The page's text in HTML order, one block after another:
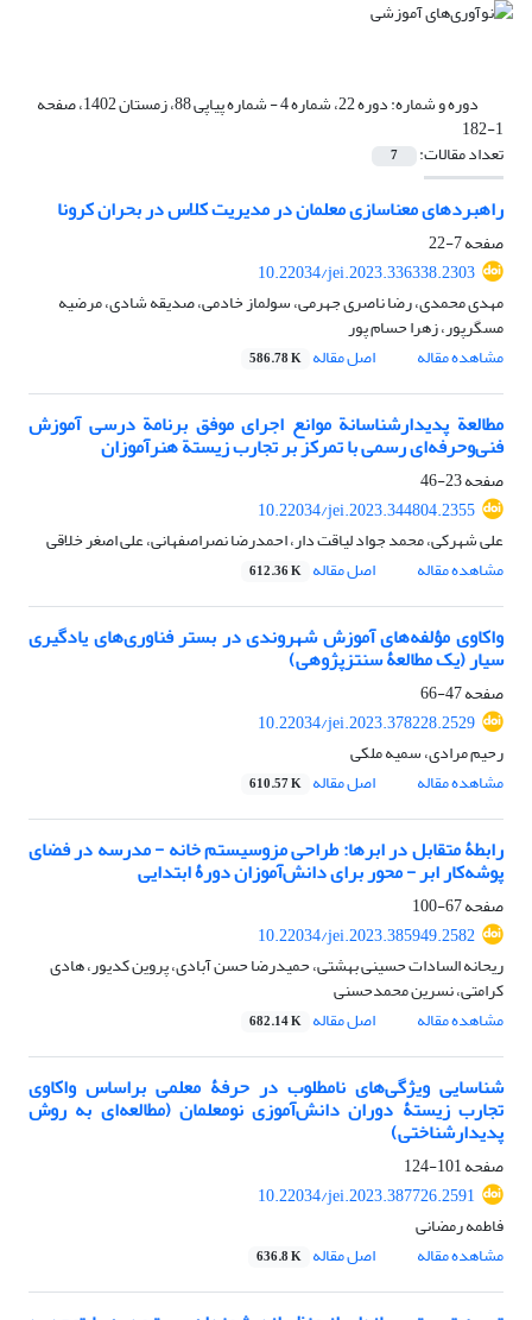
دوره و شماره: دوره 22، شماره 4 - شماره پیاپی 88، زمستان 1402، صفحه
1-182
تعداد مقالات: 7
راهبردهای معناسازی معلمان در مدیریت کلاس در بحران کرونا
صفحه7-22
10.22034/jei.2023.336338.2303
مهدی محمدی، رضا ناصری جهرمی، سولماز خادمی، صدیقه شادی، مرضیه
مسگرپور، زهرا حسام پور
مشاهده مقاله
اصل مقاله 586.78 K
مطالعة پدیدارشناسانة موانع اجرای موفق برنامة درسی آموزش
فنی‌وحرفه‌ای رسمی با تمرکز بر تجارب زیستة هنرآموزان
صفحه23-46
10.22034/jei.2023.344804.2355
علی شهرکی، محمد جواد لیاقت دار، احمدرضا نصراصفهانی، علی اصغر خلاقی
مشاهده مقاله
اصل مقاله 612.36 K
واکاوی مؤلفه‌ها‌ی آموزش شهروندی در بستر فناوری‌های یادگیری
سیار (یک مطالعۀ سنتزپژوهی)
صفحه47-66
10.22034/jei.2023.378228.2529
رحیم مرادی، سمیه ملکی
مشاهده مقاله
اصل مقاله 610.57 K
رابطۀ متقابل در ابرها: طراحی مزوسیستم خانه - مدرسه در فضای
پوشه‌کار ابر - محور برای دانش‌آموزان دورۀ ابتدایی
صفحه67-100
10.22034/jei.2023.385949.2582
ریحانه السادات حسینی بهشتی، حمیدرضا حسن آبادی، پروین کدیور، هادی
کرامتی، نسرین محمدحسنی
مشاهده مقاله
اصل مقاله 682.14 K
شناسایی ویژگی‌های نامطلوب در حرفۀ معلمی براساس واکاوی
تجارب زیستۀ دوران دانش‌آموزی نومعلمان (مطالعه‌ای به‌ روش
پدیدارشناختی)
صفحه101-124
10.22034/jei.2023.387726.2591
فاطمه رمضانی
مشاهده مقاله
اصل مقاله 636.8 K